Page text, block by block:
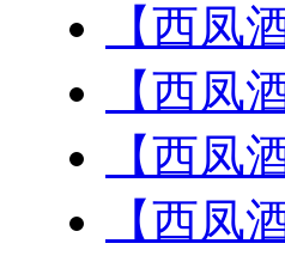
【西凤
【西凤
【西凤
【西凤